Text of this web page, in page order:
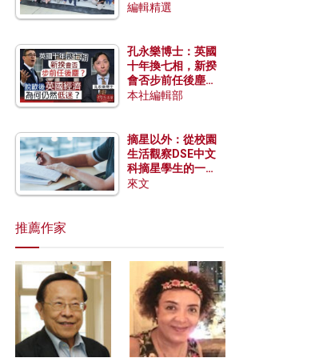
編輯精選
孔永樂博士：英國
十年換七相，新揆
會否步前任後塵？
脫歐後英國經濟為
本社編輯部
摘星以外：從校園
生活觀察DSE中文
科摘星學生的一點
特質
來文
推薦作家